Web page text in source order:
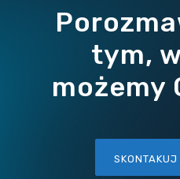
tym,
możemy